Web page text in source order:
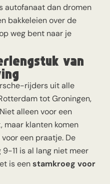
autofanaat dan dromen
bakkeleien over de
weg bent naar je
van
rijders uit alle
tot Groningen,
alleen voor een
klanten komen
een praatje. De
11 is al lang niet meer
is eenstamkroeg voor